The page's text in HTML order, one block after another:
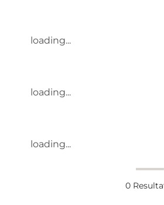
loading...
loading...
loading...
0